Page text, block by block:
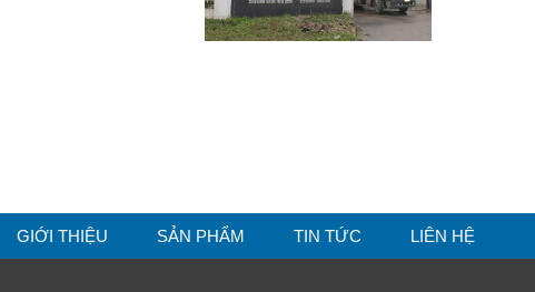
GIỚI THIỆU SẢN PHẨM TIN TỨC LIÊN HỆ